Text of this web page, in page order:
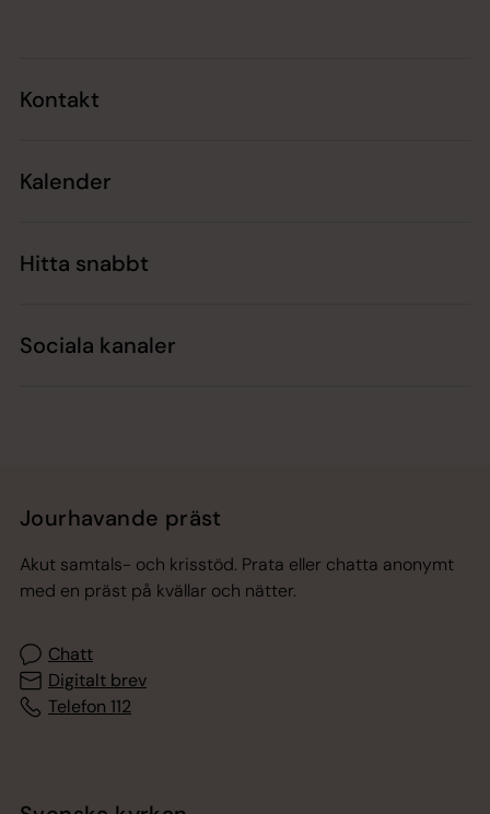
Kontakt
Kalender
Hitta snabbt
Sociala kanaler
Jourhavande präst
Akut samtals- och krisstöd. Prata eller chatta anonymt
med en präst på kvällar och nätter.
Chatt
Digitalt brev
Telefon 112